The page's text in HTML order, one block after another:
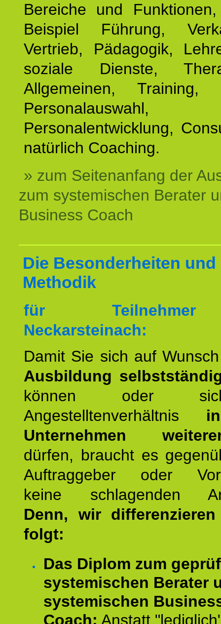
Bereiche und
Beispiel Führung,
Vertrieb, Pädagogik,
soziale Dienste,
Allgemeinen, Training,
Personalauswahl,
Personalentwicklung,
natürlich Coaching.
» zum Seitenanfang der
zum systemischen Berater
Business Coach
Die Besonderheiten und
Methodik
für
Neckarsteinach:
Damit Sie sich auf
Ausbildung
können oder
Angestelltenverhältnis
Unternehmen
dürfen, braucht es
Auftraggeber oder
keine schlagenden
Denn, wir
folgt:
Das Diplom zum
systemischen Berater
systemischen
Coach: Anstatt